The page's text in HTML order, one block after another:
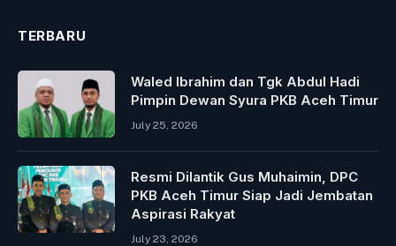
TERBARU
Waled Ibrahim dan Tgk Abdul Hadi
Pimpin Dewan Syura PKB Aceh Timur
July 25, 2026
Resmi Dilantik Gus Muhaimin, DPC
PKB Aceh Timur Siap Jadi Jembatan
Aspirasi Rakyat
July 23, 2026